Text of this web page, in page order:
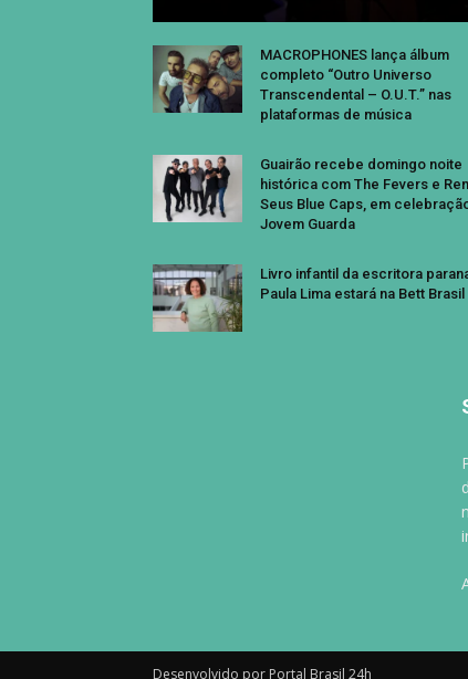
MACROPHONES lança álbum
completo “Outro Universo
Transcendental – O.U.T.” nas
plataformas de música
Guairão recebe domingo noite
histórica com The Fevers e
Seus Blue Caps, em
Jovem Guarda
Livro infantil da escritora
Paula Lima estará na Bett Brasil
Desenvolvido por Portal Brasil 24h